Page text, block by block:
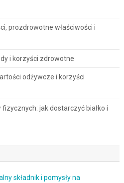
prozdrowotne właściwości i
i korzyści zdrowotne
odżywcze i korzyści
jak dostarczyć białko i
składnik i pomysły na